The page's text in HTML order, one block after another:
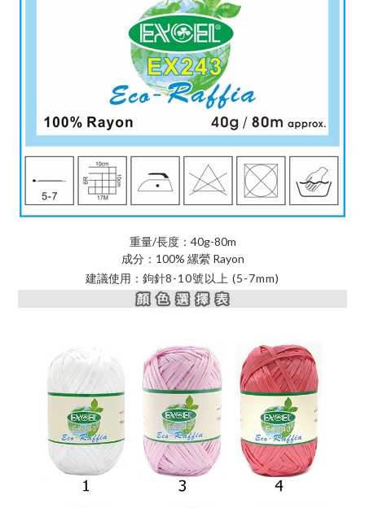
重量/長度：40g-80m
成分：100% 縲縈 Rayon
建議使用：鉤針8-10號以上 (5-7mm)